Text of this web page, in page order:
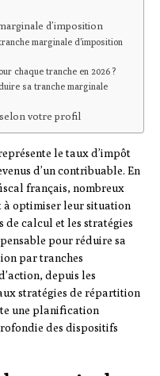
d’imposition
marginale d’imposition
chaque tranche en 2026 ?
sa tranche marginale
votre profil
le taux d’impôt
d’un contribuable. En
français, nombreux
à optimiser leur situation
de calcul et les stratégies
pour réduire sa
par tranches
depuis les
stratégies de répartition
une planification
des dispositifs